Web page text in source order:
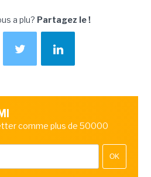
a plu? Partagez le !
comme plus de 50000
OK